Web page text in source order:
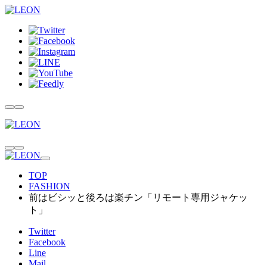
TOP
FASHION
前はビシッと後ろは楽チン「リモート専用ジャケッ
ト」
Twitter
Facebook
Line